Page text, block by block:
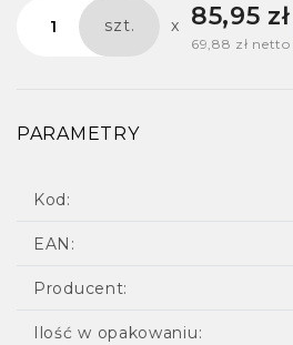
szt. x 85,95 zł
69,88 zł netto
PARAMETRY
Kod:
EAN:
Producent:
Ilość w opakowaniu: